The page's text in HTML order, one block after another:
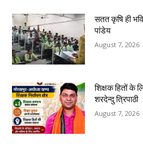
सतत कृषि ही
पांडेय
August 7, 2026
शिक्षक हितों के
शरदेन्दु त्रिपाठी
August 7, 2026